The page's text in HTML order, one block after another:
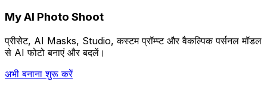
My AI Photo Shoot
प्रीसेट, AI Masks, Studio, कस्टम प्रॉम्प्ट और वैकल्पिक पर्सनल मॉडल
से AI फोटो बनाएं और बदलें।
अभी बनाना शुरू करें